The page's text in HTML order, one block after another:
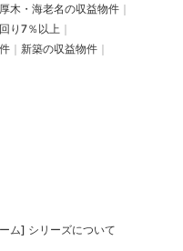
厚木・海老名の収益物件
り7％以上
新築の収益物件
ム] シリーズについて